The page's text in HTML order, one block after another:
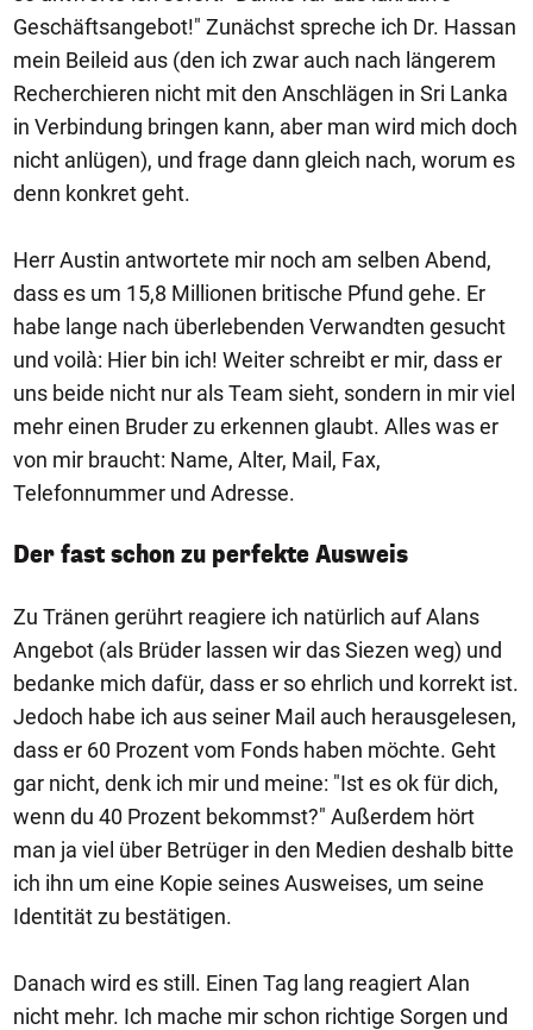
Geschäftsangebot!" Zunächst spreche ich Dr. Hassan
mein Beileid aus (den ich zwar auch nach längerem
Recherchieren nicht mit den Anschlägen in Sri Lanka
in Verbindung bringen kann, aber man wird mich doch
nicht anlügen), und frage dann gleich nach, worum es
denn konkret geht.
Herr Austin antwortete mir noch am selben Abend,
dass es um 15,8 Millionen britische Pfund gehe. Er
habe lange nach überlebenden Verwandten gesucht
und voilà: Hier bin ich! Weiter schreibt er mir, dass er
uns beide nicht nur als Team sieht, sondern in mir viel
mehr einen Bruder zu erkennen glaubt. Alles was er
von mir braucht: Name, Alter, Mail, Fax,
Telefonnummer und Adresse.
Der fast schon zu perfekte Ausweis
Zu Tränen gerührt reagiere ich natürlich auf Alans
Angebot (als Brüder lassen wir das Siezen weg) und
bedanke mich dafür, dass er so ehrlich und korrekt ist.
Jedoch habe ich aus seiner Mail auch herausgelesen,
dass er 60 Prozent vom Fonds haben möchte. Geht
gar nicht, denk ich mir und meine: "Ist es ok für dich,
wenn du 40 Prozent bekommst?" Außerdem hört
man ja viel über Betrüger in den Medien deshalb bitte
ich ihn um eine Kopie seines Ausweises, um seine
Identität zu bestätigen.
Danach wird es still. Einen Tag lang reagiert Alan
nicht mehr. Ich mache mir schon richtige Sorgen und